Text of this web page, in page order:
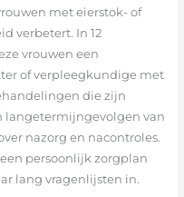
met eierstok- of
verbetert. In 12
vrouwen een
of verpleegkundige met
die zijn
langetermijngevolgen van
nazorg en nacontroles.
persoonlijk zorgplan
lang vragenlijsten in.